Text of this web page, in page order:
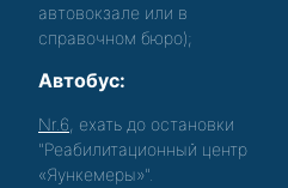
автовокзале или в
справочном бюро);
Автобус:
Nr.6 , ехать до остановки
"Реабилитационный центр
«Яункемеры»".